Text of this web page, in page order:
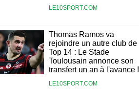
LE10SPORT.COM
Thomas Ramos va
rejoindre un autre club de
Top 14 : Le Stade
Toulousain annonce son
transfert un an à l'avance !
LE10SPORT.COM